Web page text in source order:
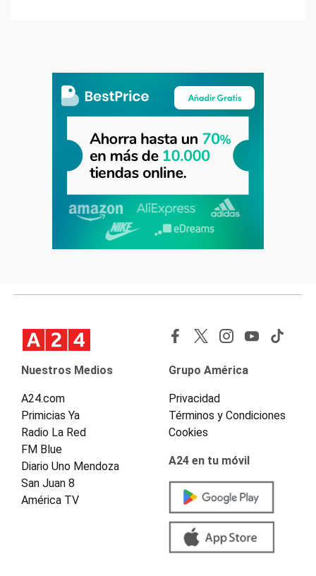
Nuestros Medios
A24.com
Primicias Ya
Radio La Red
FM Blue
Diario Uno Mendoza
San Juan 8
América TV
Grupo América
Privacidad
Términos y Condiciones
Cookies
A24 en tu móvil